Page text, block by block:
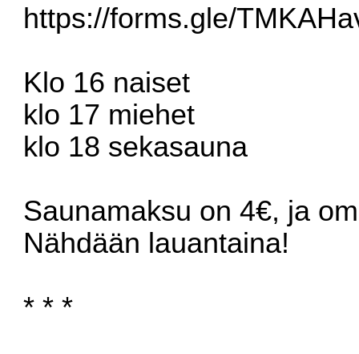
https://forms.gle/
Klo 16 naiset
klo 17 miehet
klo 18 sekasauna
Saunamaksu on 4€, ja
Nähdään lauantaina!
* * *